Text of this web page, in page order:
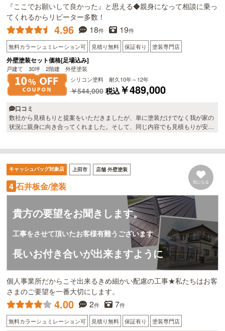
『ここでお願いして良かった』と思える◆親身になって相談に乗っ
てくれるからリピーター多数！
4.96 18件 19件
無料カラーシュミレーション可 見積り無料 保証有り 塗装専門店
外壁塗装セット価格[足場込み]
戸建て 30坪 2階建 外壁塗装
シリコン塗料 耐久10年～12年
￥544,000 税込￥489,000
口コミ
数社から見積もりと提案をいただきましたが、単に塗装だけでなく我が家の
状況に親身に向き合ってくれました。そして、同じ内容でも見積もりが安か
キャッシュバッグ対象店 上田市 店舗 外壁塗装
4 石井板金/塗装 気になる
貴方の要望をお聞きします。
工事をさせて頂いたお客様有難うございます
長いお付き合いが出来ますように
個人事業所だからこそ出来るきめ細かい配慮の工事★私たちはお客
さまのご要望を一番大切にします。
4.00 2件 7件
無料カラーシュミレーション可 見積り無料 保証有り 塗装専門店